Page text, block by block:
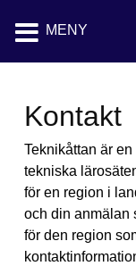
Kontakt
Teknikåttan är
tekniska
för en region i
och din anmälan
för den region
MENY